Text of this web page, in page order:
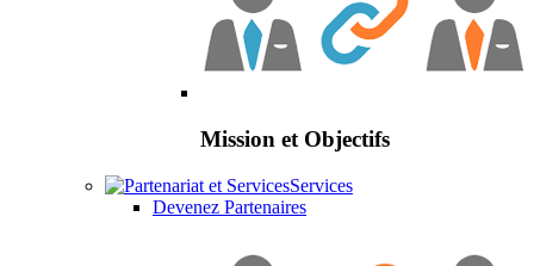
Mission et Objectifs
Services
Devenez Partenaires